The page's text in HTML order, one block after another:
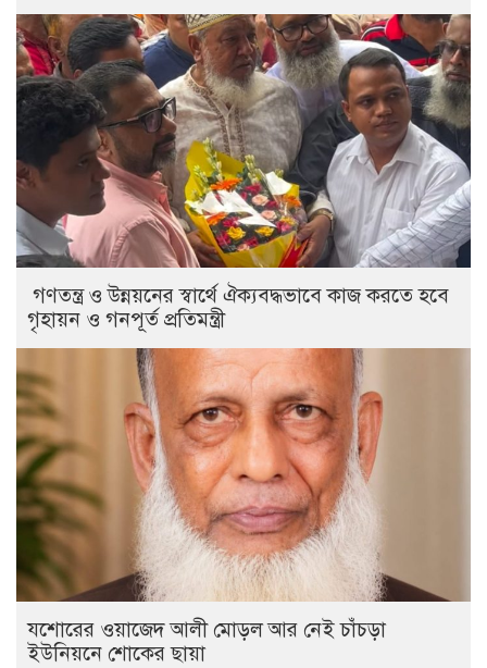
গণতন্ত্র ও উন্নয়নের স্বার্থে ঐক্যবদ্ধভাবে কাজ করতে হবে
গৃহায়ন ও গনপূর্ত প্রতিমন্ত্রী
যশোরের ওয়াজেদ আলী মোড়ল আর নেই চাঁচড়া
ইউনিয়নে শোকের ছায়া